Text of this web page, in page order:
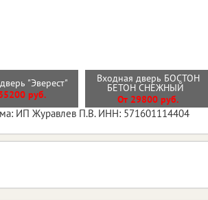
"Эверест"
руб.
Входная дверь БОСТОН
БЕТОН СНЕЖНЫЙ
От 29800 руб.
ИП Журавлев П.В. ИНН: 571601114404